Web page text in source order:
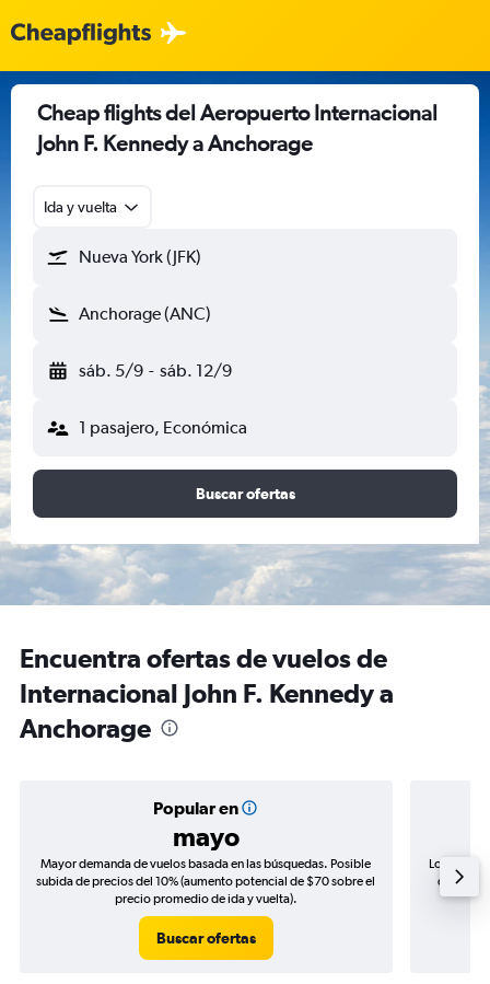
Cheap flights del Aeropuerto Internacional
John F. Kennedy a Anchorage
Ida y vuelta
Nueva York (JFK)
Anchorage (ANC)
sáb. 5/9 - sáb. 12/9
1 pasajero, Económica
Buscar ofertas
Encuentra ofertas de vuelos de
Internacional John F. Kennedy a
Anchorage
Popular en
mayo
Mayor demanda de vuelos basada en las búsquedas. Posible
subida de precios del 10% (aumento potencial de $70 sobre el
precio promedio de ida y vuelta).
Buscar ofertas
Los
de